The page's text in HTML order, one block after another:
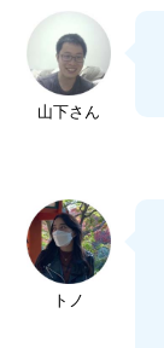
山下さん
トノ